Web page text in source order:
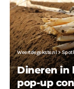
Weertdegekste.nl>
Dineren in
pop-up